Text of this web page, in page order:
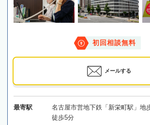
初回相談無料
メールする
最寄駅
名古屋市営地下鉄「新栄町駅」地
徒歩5分